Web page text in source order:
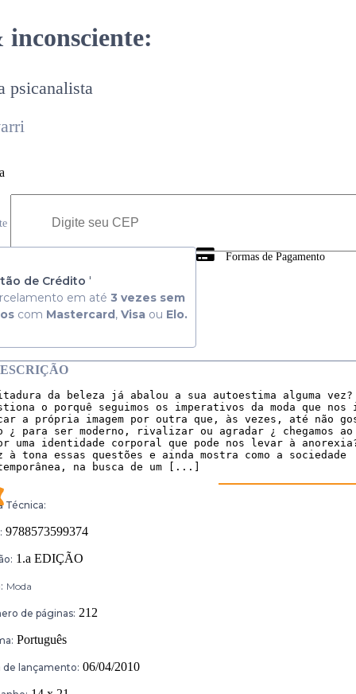
psicanalista
Formas de Pagamento
de Crédito '
em até 3 vezes sem
com Mastercard, Visa ou Elo.
da beleza já abalou a sua autoestima alguma
o porquê seguimos os imperativos da moda que nos
a própria imagem por outra que, às vezes, até não
¿ para ser moderno, rivalizar ou agradar ¿ chegamos
uma identidade corporal que pode nos levar à
à tona essas questões e ainda mostra como a sociedade
na busca de um [...]
Técnica:
9788573599374
1.a EDIÇÃO
Moda
de páginas: 212
Português
de lançamento: 06/04/2010